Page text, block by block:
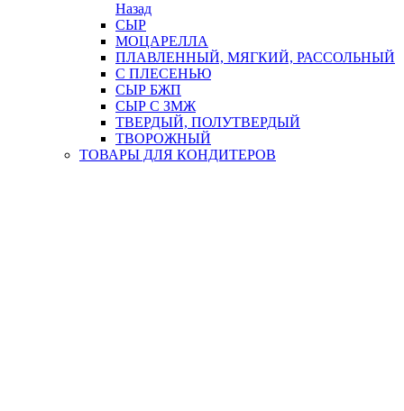
Назад
СЫР
МОЦАРЕЛЛА
ПЛАВЛЕННЫЙ, МЯГКИЙ, РАССОЛЬНЫЙ
С ПЛЕСЕНЬЮ
СЫР БЖП
СЫР С ЗМЖ
ТВЕРДЫЙ, ПОЛУТВЕРДЫЙ
ТВОРОЖНЫЙ
ТОВАРЫ ДЛЯ КОНДИТЕРОВ